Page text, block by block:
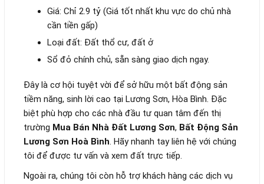
Giá: Chỉ 2.9 tỷ (Giá tốt nhất khu vực do chủ nhà
cần tiền gấp)
Loại đất: Đất thổ cư, đất ở
Sổ đỏ chính chủ, sẵn sàng giao dịch ngay.
Đây là cơ hội tuyệt vời để sở hữu một bất động sản
tiềm năng, sinh lời cao tại Lương Sơn, Hòa Bình. Đặc
biệt phù hợp cho các nhà đầu tư quan tâm đến thị
trường Mua Bán Nhà Đất Lương Sơn, Bất Động Sản
Lương Sơn Hoà Bình. Hãy nhanh tay liên hệ với chúng
tôi để được tư vấn và xem đất trực tiếp.
Ngoài ra, chúng tôi còn hỗ trợ khách hàng các dịch vụ